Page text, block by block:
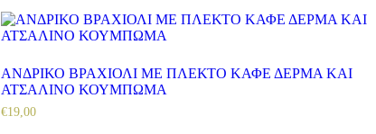
ΑΝΔΡΙΚΟ ΒΡΑΧΙΟΛΙ ΜΕ ΠΛΕΚΤΟ ΚΑΦΕ ΔΕΡΜΑ ΚΑΙ
ΑΤΣΑΛΙΝΟ ΚΟΥΜΠΩΜΑ
€19,00